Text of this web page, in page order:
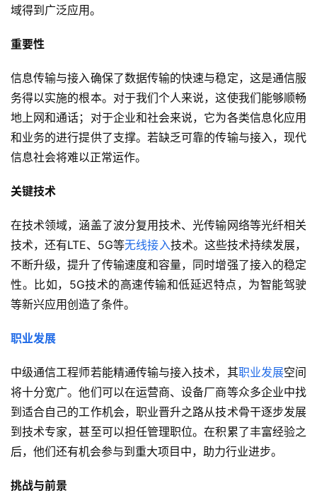
域得到广泛应用。
重要性
信息传输与接入确保了数据传输的快速与稳定，这是通信服
务得以实施的根本。对于我们个人来说，这使我们能够顺畅
地上网和通话；对于企业和社会来说，它为各类信息化应用
和业务的进行提供了支撑。若缺乏可靠的传输与接入，现代
信息社会将难以正常运作。
关键技术
在技术领域，涵盖了波分复用技术、光传输网络等光纤相关
技术，还有LTE、5G等无线接入技术。这些技术持续发展，
不断升级，提升了传输速度和容量，同时增强了接入的稳定
性。比如，5G技术的高速传输和低延迟特点，为智能驾驶
等新兴应用创造了条件。
职业发展
中级通信工程师若能精通传输与接入技术，其职业发展空间
将十分宽广。他们可以在运营商、设备厂商等众多企业中找
到适合自己的工作机会，职业晋升之路从技术骨干逐步发展
到技术专家，甚至可以担任管理职位。在积累了丰富经验之
后，他们还有机会参与到重大项目中，助力行业进步。
挑战与前景